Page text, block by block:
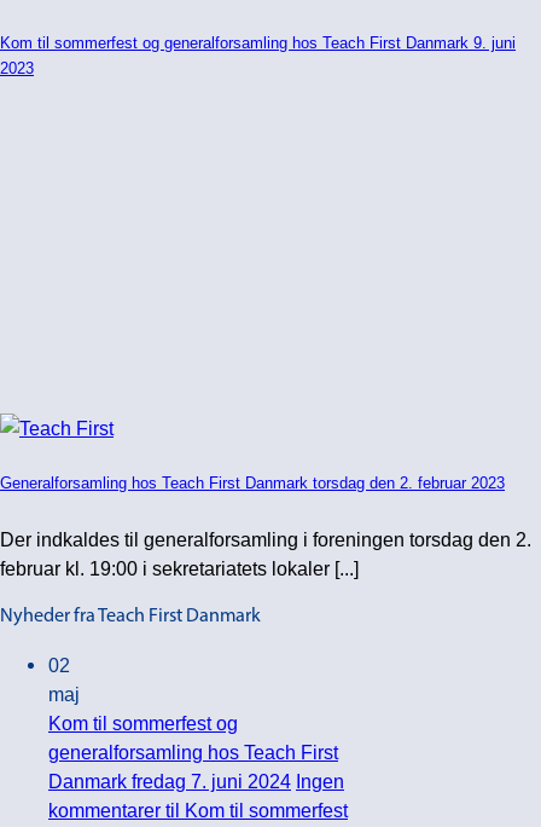
Kom til sommerfest og generalforsamling hos Teach First Danmark 9. juni
2023
Generalforsamling hos Teach First Danmark torsdag den 2. februar 2023
Der indkaldes til generalforsamling i foreningen torsdag den 2.
februar kl. 19:00 i sekretariatets lokaler [...]
Nyheder fra Teach First Danmark
02
maj
Kom til sommerfest og
generalforsamling hos Teach First
Danmark fredag 7. juni 2024 Ingen
kommentarer til Kom til sommerfest